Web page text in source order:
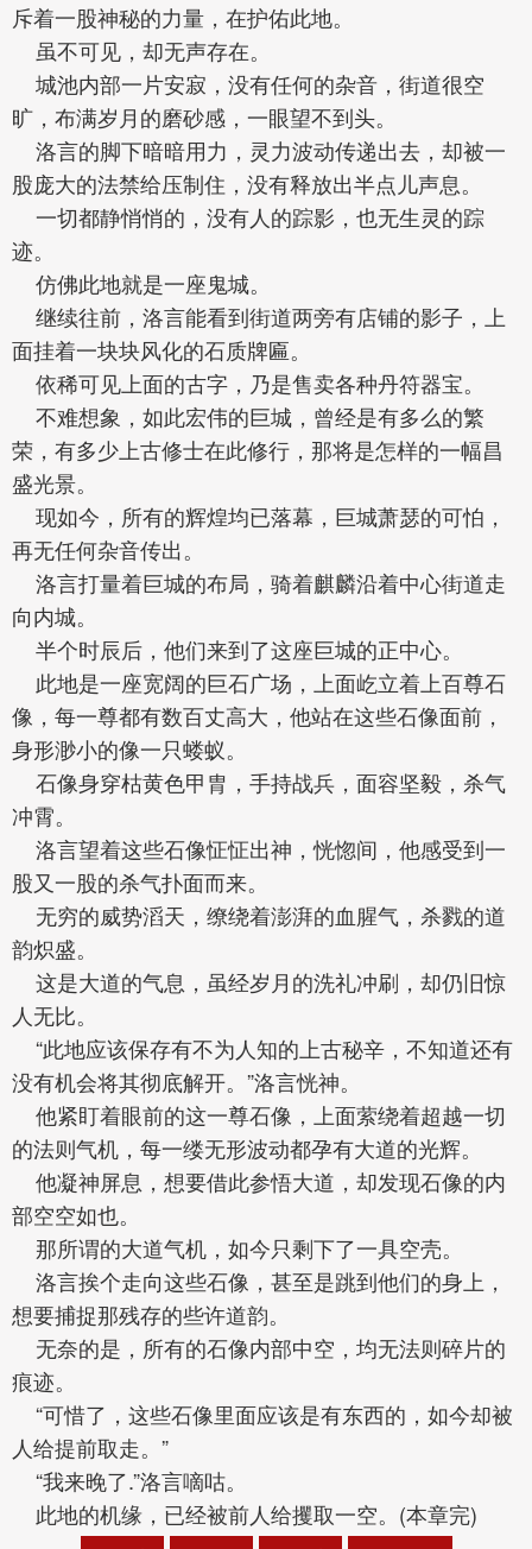
斥着一股神秘的力量，在护佑此地。
虽不可见，却无声存在。
城池内部一片安寂，没有任何的杂音，街道很空
旷，布满岁月的磨砂感，一眼望不到头。
洛言的脚下暗暗用力，灵力波动传递出去，却被一
股庞大的法禁给压制住，没有释放出半点儿声息。
一切都静悄悄的，没有人的踪影，也无生灵的踪
迹。
仿佛此地就是一座鬼城。
继续往前，洛言能看到街道两旁有店铺的影子，上
面挂着一块块风化的石质牌匾。
依稀可见上面的古字，乃是售卖各种丹符器宝。
不难想象，如此宏伟的巨城，曾经是有多么的繁
荣，有多少上古修士在此修行，那将是怎样的一幅昌
盛光景。
现如今，所有的辉煌均已落幕，巨城萧瑟的可怕，
再无任何杂音传出。
洛言打量着巨城的布局，骑着麒麟沿着中心街道走
向内城。
半个时辰后，他们来到了这座巨城的正中心。
此地是一座宽阔的巨石广场，上面屹立着上百尊石
像，每一尊都有数百丈高大，他站在这些石像面前，
身形渺小的像一只蝼蚁。
石像身穿枯黄色甲胄，手持战兵，面容坚毅，杀气
冲霄。
洛言望着这些石像怔怔出神，恍惚间，他感受到一
股又一股的杀气扑面而来。
无穷的威势滔天，缭绕着澎湃的血腥气，杀戮的道
韵炽盛。
这是大道的气息，虽经岁月的洗礼冲刷，却仍旧惊
人无比。
“此地应该保存有不为人知的上古秘辛，不知道还有
没有机会将其彻底解开。”洛言恍神。
他紧盯着眼前的这一尊石像，上面萦绕着超越一切
的法则气机，每一缕无形波动都孕有大道的光辉。
他凝神屏息，想要借此参悟大道，却发现石像的内
部空空如也。
那所谓的大道气机，如今只剩下了一具空壳。
洛言挨个走向这些石像，甚至是跳到他们的身上，
想要捕捉那残存的些许道韵。
无奈的是，所有的石像内部中空，均无法则碎片的
痕迹。
“可惜了，这些石像里面应该是有东西的，如今却被
人给提前取走。”
“我来晚了.”洛言嘀咕。
此地的机缘，已经被前人给攫取一空。(本章完)